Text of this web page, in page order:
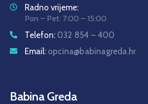
Radno vrijeme:
Pon – Pet: 7:00 – 15:00
Telefon: 032 854 – 400
Email: opcina@babinagreda.hr
Babina Greda